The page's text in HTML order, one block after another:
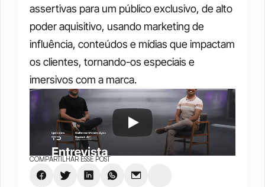
assertivas para um público exclusivo, de alto
poder aquisitivo, usando marketing de
influência, conteúdos e mídias que impactam
os clientes, tornando-os especiais e
imersivos com a marca.
COMPARTILHAR ESSE POST